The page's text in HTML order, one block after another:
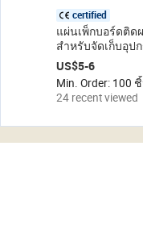
certified
แผ่นเพ็กบอร์ดติด
สำหรับจัดเก็บอุป
โรงรถ แผ่นเพ็กบอร์ด
พลาสติก PP แผ่นเพ็กบอร์ด
โลหะ
US$5-6
Min. Order: 100
24 recent viewed